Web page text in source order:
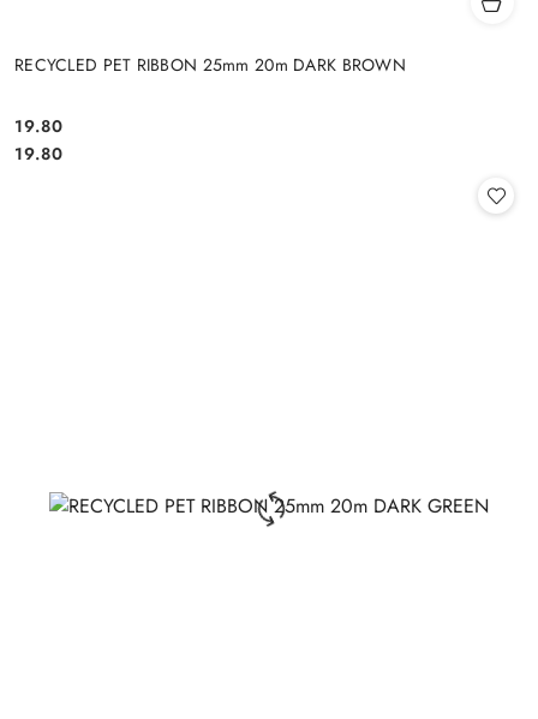
RECYCLED PET RIBBON 25mm 20m DARK BROWN
Cena:
19.80
Cena:
19.80